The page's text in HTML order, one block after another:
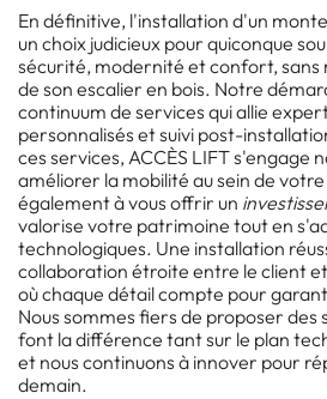
En définitive, l'installation d'un
un choix judicieux pour quiconque
sécurité, modernité et confort, sans
de son escalier en bois. Notre
continuum de services qui allie
personnalisés et suivi post-
ces services, ACCÈS LIFT s'engage
améliorer la mobilité au sein de
également à vous offrir un
valorise votre patrimoine tout en
technologiques. Une installation
collaboration étroite entre le client
où chaque détail compte pour
Nous sommes fiers de proposer des
font la différence tant sur le plan
et nous continuons à innover pour
demain.